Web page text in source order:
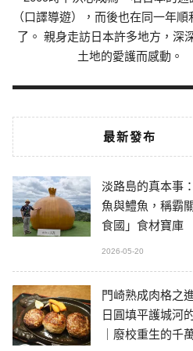
（口譯導遊），而後也在同一年
了。 親身走訪日本許多地方，深
土地的愛護而感動。
最新發布
淡路島的真本事
魚與鱧魚，稱霸
食國」食材寶庫
2026-05-20
門崎熟成肉格之
日圓填平護城河
｜廢校重生的千